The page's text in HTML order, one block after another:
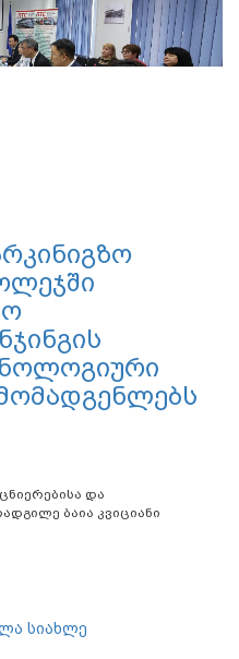
და
ბაია კვიციანი
სიახლე